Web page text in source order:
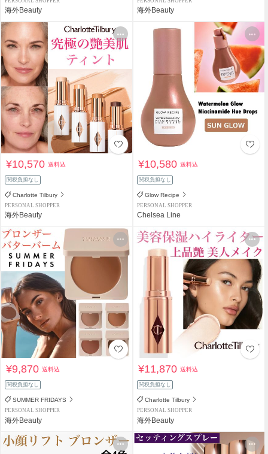
海外Beauty 海外Beauty
¥10,570送料込
関税負担なし
Charlotte Tilbury
PERSONAL SHOPPER
海外Beauty
¥10,580送料込
関税負担なし
Glow Recipe
PERSONAL SHOPPER
Chelsea Line
¥9,870送料込
関税負担なし
SUMMER FRIDAYS
PERSONAL SHOPPER
海外Beauty
¥11,870送料込
関税負担なし
Charlotte Tilbury
PERSONAL SHOPPER
海外Beauty